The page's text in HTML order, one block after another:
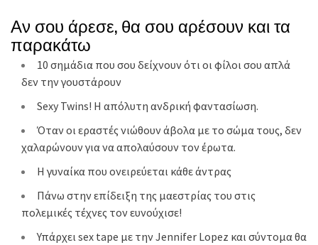
Αν σου άρεσε, θα σου αρέσουν και τα
παρακάτω
10 σημάδια που σου δείχνουν ότι οι φίλοι σου απλά
δεν την γουστάρουν
Sexy Twins! Η απόλυτη ανδρική φαντασίωση.
Όταν οι εραστές νιώθουν άβολα με το σώμα τους, δεν
χαλαρώνουν για να απολαύσουν τον έρωτα.
Η γυναίκα που ονειρεύεται κάθε άντρας
Πάνω στην επίδειξη της μαεστρίας του στις
πολεμικές τέχνες τον ευνούχισε!
Υπάρχει sex tape με την Jennifer Lopez και σύντομα θα